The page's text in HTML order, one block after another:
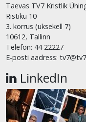
Taevas TV7 Kristlik
Ristiku 10
3. korrus (uksekell 7)
10612, Tallinn
Telefon: 44 22227
E-posti aadress:
LinkedIn